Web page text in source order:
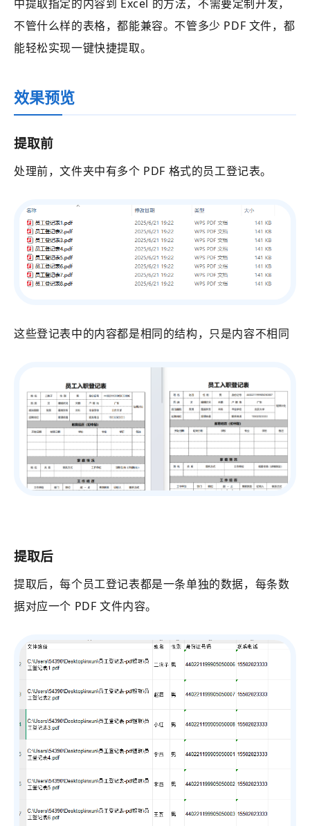
中提取指定的内容到 Excel 的方法，不需要定制开发，
不管什么样的表格，都能兼容。不管多少 PDF 文件，都
能轻松实现一键快捷提取。
效果预览
提取前
处理前，文件夹中有多个 PDF 格式的员工登记表。
这些登记表中的内容都是相同的结构，只是内容不相同
提取后
提取后，每个员工登记表都是一条单独的数据，每条数
据对应一个 PDF 文件内容。